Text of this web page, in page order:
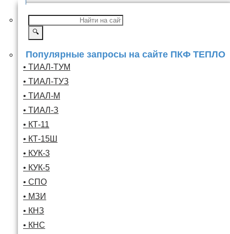
🔍
Популярные запросы на сайте ПКФ ТЕПЛО
• ТИАЛ-ТУМ
• ТИАЛ-ТУЗ
• ТИАЛ-М
• ТИАЛ-З
• КТ-11
• КТ-15Ш
• КУК-3
• КУК-5
• СПО
• МЗИ
• КНЗ
• КНС